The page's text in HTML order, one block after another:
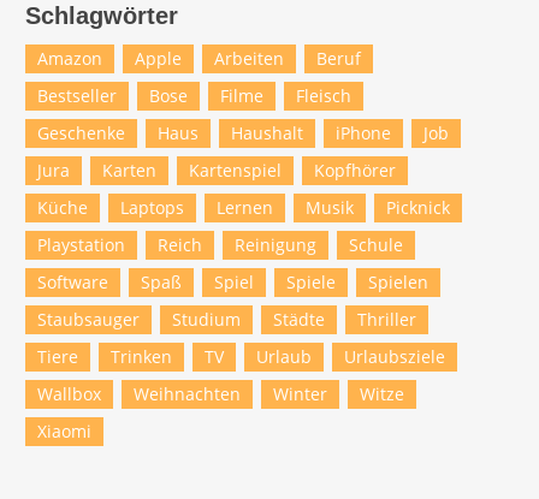
Schlagwörter
Amazon Apple Arbeiten
Beruf
Bestseller
Bose Filme
Fleisch
Geschenke
Haus Haushalt iPhone
Job
Jura
Karten Kartenspiel
Kopfhörer
Küche
Laptops Lernen Musik
Picknick
Playstation
Reich Reinigung
Schule
Software
Spaß Spiel Spiele
Spielen
Staubsauger
Studium Städte
Thriller
Tiere
Trinken TV Urlaub
Urlaubsziele
Wallbox
Weihnachten Winter
Witze
Xiaomi